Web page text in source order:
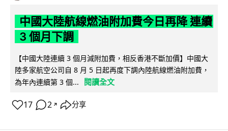
中國大陸航線燃油附加費今日再降 連續
3 個月下調
【中國大陸連續 3 個月減附加費，相反香港不斷加價】中國大
陸多家航空公司自 8 月 5 日起再度下調內陸航線燃油附加費，
為年內連續第 3 個...
閱讀全文
17 2 ↗ 分享